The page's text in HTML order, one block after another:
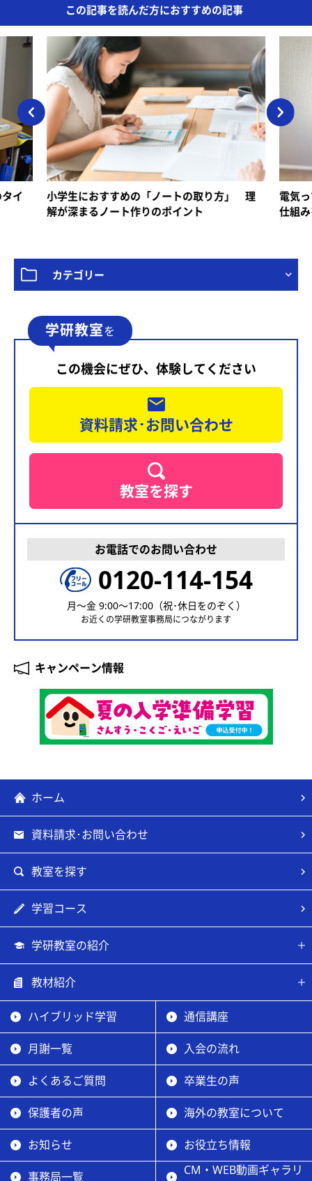
この記事を読んだ方におすすめの記事
すすめの「ノートの取り方」 理
ノート作りのポイント
電気ってどうやって作ら
仕組みをわかりやすく解
カテゴリー
学研教室を
この機会にぜひ、体験してください
資料請求･お問い合わせ
教室を探す
お電話でのお問い合わせ
0120-114-154
月〜金 9:00〜17:00（祝･休日をのぞく）
お近くの学研教室事務局につながります
キャンペーン情報
ホーム
資料請求･お問い合わせ
教室を探す
学習コース
学研教室の紹介
教材紹介
ハイブリッド学習 通信講座
月謝一覧 入会の流れ
よくあるご質問 卒業生の声
保護者の声 海外の教室について
お知らせ お役立ち情報
事務局一覧
CM・WEB動画ギャラリ